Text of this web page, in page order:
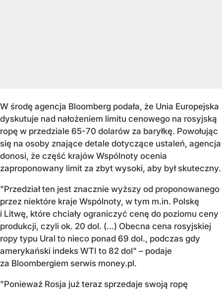
W środę agencja Bloomberg podała, że Unia Europejska
dyskutuje nad nałożeniem limitu cenowego na rosyjską
ropę w przedziale 65-70 dolarów za baryłkę. Powołując
się na osoby znające detale dotyczące ustaleń, agencja
donosi, że część krajów Wspólnoty ocenia
zaproponowany limit za zbyt wysoki, aby był skuteczny.
"Przedział ten jest znacznie wyższy od proponowanego
przez niektóre kraje Wspólnoty, w tym m.in. Polskę
i Litwę, które chciały ograniczyć cenę do poziomu ceny
produkcji, czyli ok. 20 dol. (...) Obecna cena rosyjskiej
ropy typu Ural to nieco ponad 69 dol., podczas gdy
amerykański indeks WTI to 82 dol" – podaje
za Bloombergiem serwis money.pl.
"Ponieważ Rosja już teraz sprzedaje swoją ropę